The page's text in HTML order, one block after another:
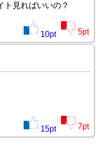
ト見ればいいの？
10pt 5pt
15pt 7pt